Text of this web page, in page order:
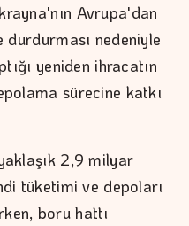
Avrupa'dan
durdurması nedeniyle
yeniden ihracatın
sürecine katkı
2,9 milyar
tüketimi ve depoları
boru hattı